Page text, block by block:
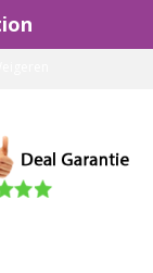
wij gebruik van